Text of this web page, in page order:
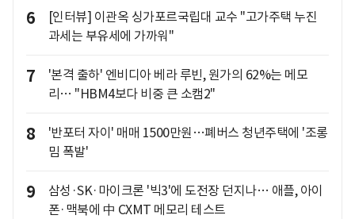
6
[인터뷰] 이관옥 싱가포르국립대 교수 "고가주택 누진
과세는 부유세에 가까워"
7
'본격 출하' 엔비디아 베라 루빈, 원가의 62%는 메모
리… "HBM4보다 비중 큰 소캠2"
8
'반포터 자이' 매매 1500만원…폐버스 청년주택에 '조롱
밈 폭발'
9
삼성·SK·마이크론 '빅3'에 도전장 던지나… 애플, 아이
폰·맥북에 中 CXMT 메모리 테스트